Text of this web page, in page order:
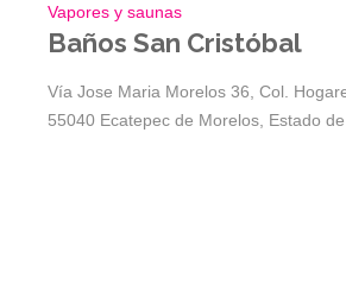
Vapores y saunas
Baños San Cristóbal
Vía Jose Maria Morelos 36, Col.
55040 Ecatepec de Morelos, Estado